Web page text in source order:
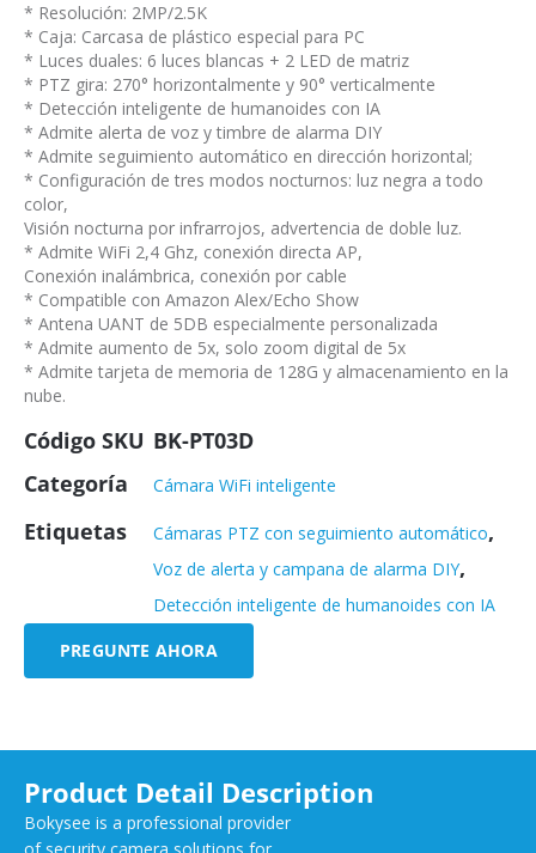
* Resolución: 2MP/2.5K
* Caja: Carcasa de plástico especial para PC
* Luces duales: 6 luces blancas + 2 LED de matriz
* PTZ gira: 270° horizontalmente y 90° verticalmente
* Detección inteligente de humanoides con IA
* Admite alerta de voz y timbre de alarma DIY
* Admite seguimiento automático en dirección horizontal;
* Configuración de tres modos nocturnos: luz negra a todo
color,
Visión nocturna por infrarrojos, advertencia de doble luz.
* Admite WiFi 2,4 Ghz, conexión directa AP,
Conexión inalámbrica, conexión por cable
* Compatible con Amazon Alex/Echo Show
* Antena UANT de 5DB especialmente personalizada
* Admite aumento de 5x, solo zoom digital de 5x
* Admite tarjeta de memoria de 128G y almacenamiento en la
nube.
Código SKU BK-PT03D
Categoría
Cámara WiFi inteligente
Etiquetas Cámaras PTZ con seguimiento automático,
Voz de alerta y campana de alarma DIY,
Detección inteligente de humanoides con IA
PREGUNTE AHORA
Product Detail Description
Bokysee is a professional provider